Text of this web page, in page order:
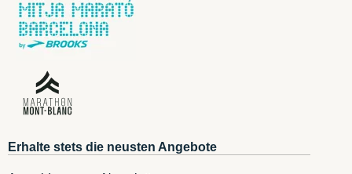
Erhalte stets die neusten Angebote